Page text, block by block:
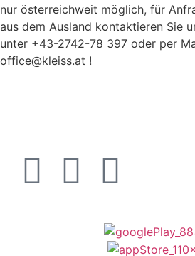
nur österreichweit möglich, für
aus dem Ausland kontaktieren Sie
unter +43-2742-78 397 oder per
office@kleiss.at !